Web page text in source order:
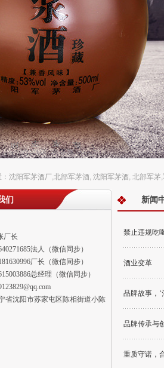
沈阳军茅酒厂,北部军茅酒, 沈阳军茅酒, 北部军茅
们
厂长
法人（微信同步）
厂长（微信同步）
总经理（微信同步）
省沈阳市苏家屯区陈相街道小陈
新闻
禁止违规吃
酒业变革
品牌故事，‘
品牌传承与
重质守诺，